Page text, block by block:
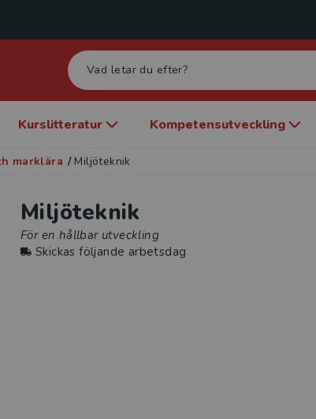
Kurslitteratur Kompetensutveckling
marklära / Miljöteknik
Miljöteknik
För en hållbar utveckling
Skickas följande arbetsdag